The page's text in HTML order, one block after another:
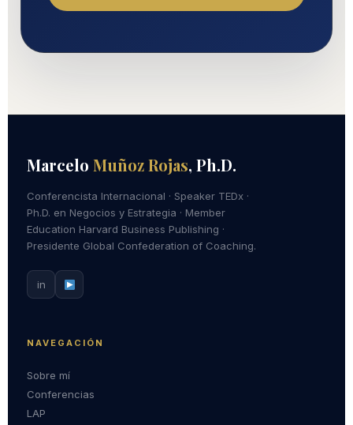
Marcelo Muñoz Rojas, Ph.D.
Conferencista Internacional · Speaker TEDx ·
Ph.D. en Negocios y Estrategia · Member
Education Harvard Business Publishing ·
Presidente Global Confederation of Coaching.
in
NAVEGACIÓN
Sobre mí
Conferencias
LAP